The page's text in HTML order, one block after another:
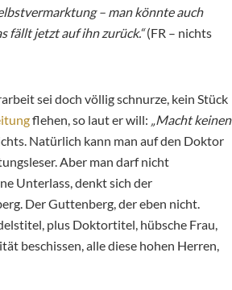
– man könnte auch
fällt jetzt auf ihn zurück.“(FR – nichts
sei doch völlig schnurze, kein Stück
flehen, so laut er will:
„Macht keinen
Natürlich kann man auf den Doktor
Aber man darf nicht
Unterlass, denkt sich der
Der Guttenberg, der eben nicht.
plus Doktortitel, hübsche Frau,
beschissen, alle diese hohen Herren,